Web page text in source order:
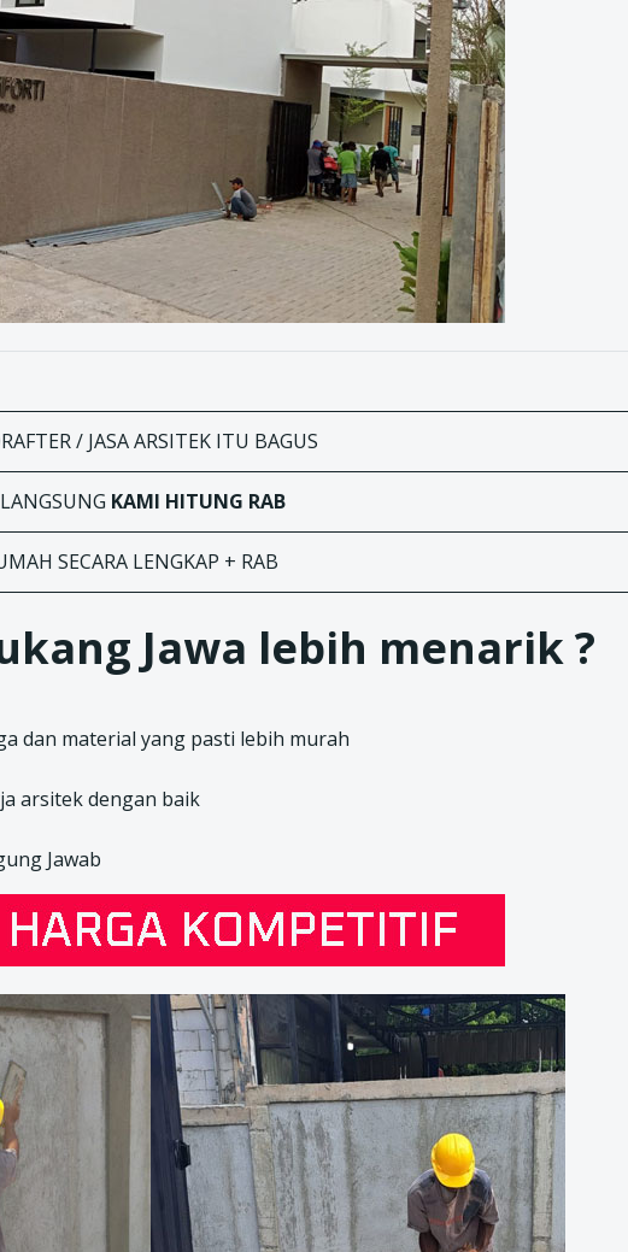
/ JASA ARSITEK ITU BAGUS
KAMI HITUNG RAB
SECARA LENGKAP + RAB
Jawa lebih menarik ?
dan material yang pasti lebih murah
arsitek dengan baik
Jawab